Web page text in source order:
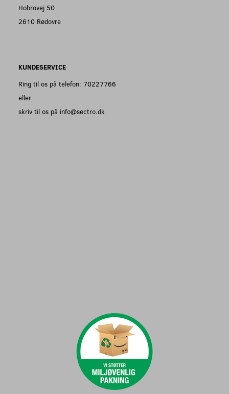
Hobrovej 50
2610 Rødovre
KUNDESERVICE
Ring til os på telefon: 70227766
eller
skriv til os på info@sectro.dk